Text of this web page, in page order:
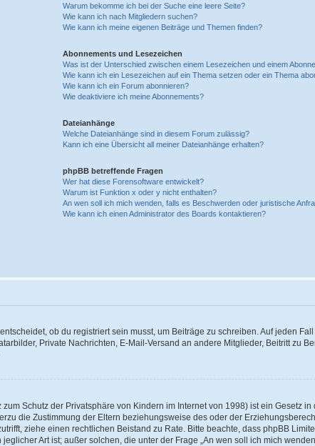
Warum bekomme ich bei der Suche eine leere Seite?
Wie kann ich nach Mitgliedern suchen?
Wie kann ich meine eigenen Beiträge und Themen finden?
Abonnements und Lesezeichen
Was ist der Unterschied zwischen einem Lesezeichen und einem
Wie kann ich ein Lesezeichen auf ein Thema setzen oder ein Thema
Wie kann ich ein Forum abonnieren?
Wie deaktiviere ich meine Abonnements?
Dateianhänge
Welche Dateianhänge sind in diesem Forum zulässig?
Kann ich eine Übersicht all meiner Dateianhänge erhalten?
phpBB betreffende Fragen
Wer hat diese Forensoftware entwickelt?
Warum ist Funktion x oder y nicht enthalten?
An wen soll ich mich wenden, falls es Beschwerden oder juristische
Wie kann ich einen Administrator des Boards kontaktieren?
ob du registriert sein musst, um Beiträge zu schreiben. Auf jeden
Private Nachrichten, E-Mail-Versand an andere Mitglieder, Beitritt zu
Schutz der Privatsphäre von Kindern im Internet von 1998) ist ein Gesetz
die Zustimmung der Eltern beziehungsweise des oder der
ziehe einen rechtlichen Beistand zu Rate. Bitte beachte, dass phpBB
Art ist; außer solchen, die unter der Frage „An wen soll ich mich